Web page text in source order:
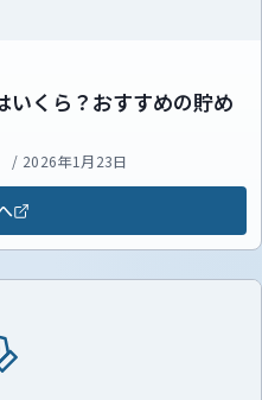
いくら？おすすめの貯め
/ 2026年1月23日